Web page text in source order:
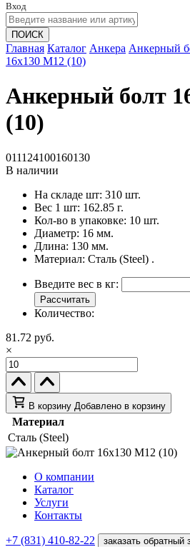
Вход
ПОИСК
Главная Каталог Анкера Анкерный
16x130 M12 (10)
Анкерный болт
(10)
011124100160130
В наличии
На складе шт: 310 шт.
Вес 1 шт: 162.85 г.
Кол-во в упаковке: 10 шт.
Диаметр: 16 мм.
Длина: 130 мм.
Материал: Сталь (Steel) .
Введите вес в кг:
Рассчитать
Количество:
81.72 руб.
×
В корзину Добавлено в корзину
Материал
Сталь (Steel)
О компании
Каталог
Услуги
Контакты
+7 (831) 410-82-22 заказать обратный